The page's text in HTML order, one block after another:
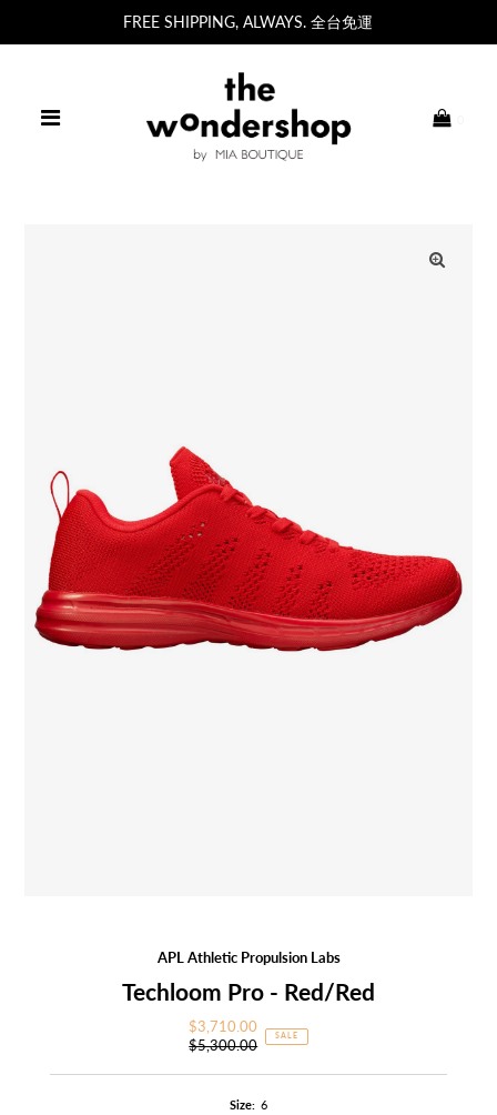
FREE SHIPPING, ALWAYS. 全台免運
APL Athletic Propulsion Labs
Techloom Pro - Red/Red
Sale
Price
$3,710.00
Regular
$5,300.00
SALE
Size: 6